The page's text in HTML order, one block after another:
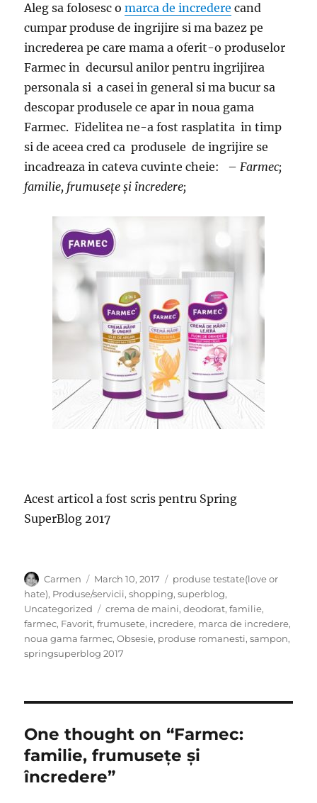
Aleg sa folosesc omarca de incredere cand
cumpar produse de ingrijire si ma bazez pe
increderea pe care mama a oferit-o produselor
Farmec in decursul anilor pentru ingrijirea
personala si a casei in general si ma bucur sa
descopar produsele ce apar in noua gama
Farmec. Fidelitea ne-a fost rasplatita in timp
si de aceea cred ca produsele de ingrijire se
incadreaza in cateva cuvinte cheie: – Farmec;
familie, frumusețe și încredere;
Acest articol a fost scris pentru Spring
SuperBlog 2017
Author
Carmen
Posted
on
March 10, 2017 Categories
produse testate(love or
hate), Produse/servicii,shopping,superblog,
Uncategorized
Tags
crema de maini,deodorat,familie,
farmec, Favorit,frumusete, incredere, marca de incredere,
noua gama farmec,Obsesie, produse romanesti,sampon,
springsuperblog 2017
One thought on “Farmec:
familie, frumusețe și
încredere”